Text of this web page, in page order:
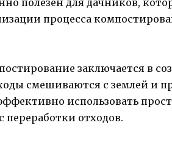
полезен для дачников,
процесса
заключается в
смешиваются с землей и
использовать
переработки отходов.